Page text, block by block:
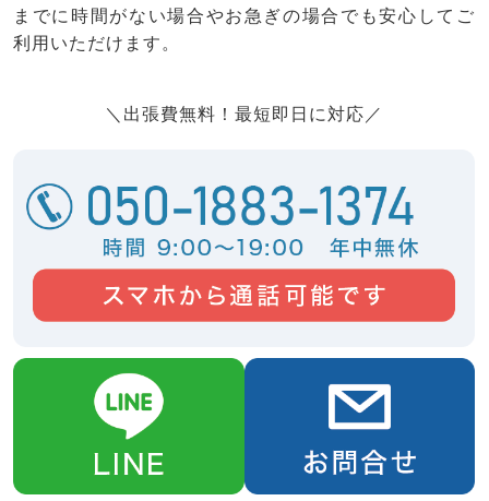
までに時間がない場合やお急ぎの場合でも安心してご
利用いただけます。
＼出張費無料！最短即日に対応／